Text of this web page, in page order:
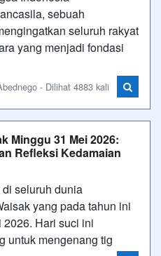
sebuah
seluruh rakyat
yang menjadi fondasi
- Dilihat 4883 kali
Minggu 31 Mei 2026:
Refleksi Kedamaian
seluruh dunia
yang pada tahun ini
Hari suci ini
untuk mengenang tig